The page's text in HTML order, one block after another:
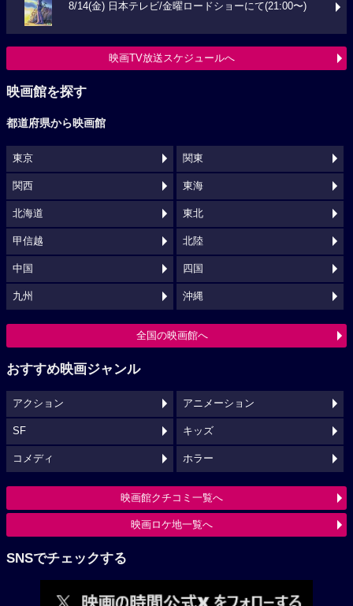
8/14(金) 日本テレビ/金曜ロードショーにて(21:00〜)
映画TV放送スケジュールへ
映画館を探す
都道府県から映画館
東京 関東
関西 東海
北海道 東北
甲信越 北陸
中国 四国
九州 沖縄
全国の映画館へ
おすすめ映画ジャンル
アクション アニメーション
SF キッズ
コメディ ホラー
映画館クチコミ一覧へ
映画ロケ地一覧へ
SNSでチェックする